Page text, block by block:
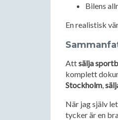
Bilens
En realistisk
Attsälja
komplett
Stockholm,
När jag själv
tycker är en